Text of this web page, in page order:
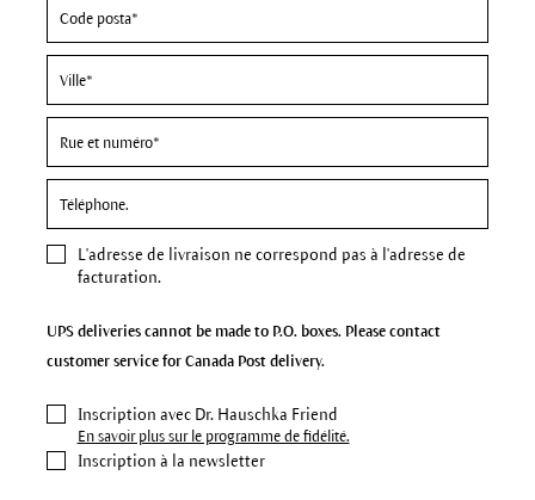
L'adresse de livraison ne correspond pas à l'adresse de
facturation.
UPS deliveries cannot be made to P.O. boxes. Please contact
customer service for Canada Post delivery.
Inscription avec Dr. Hauschka Friend
En savoir plus sur le programme de fidélité.
Inscription à la newsletter